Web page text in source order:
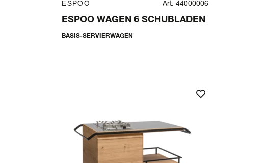
ESPOO Art. 44000006
ESPOO WAGEN 6 SCHUBLADEN
BASIS-SERVIERWAGEN